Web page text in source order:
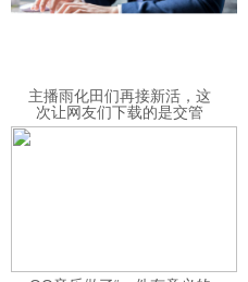
主播雨化田们再接新活，这
次让网友们下载的是交管
12123APP